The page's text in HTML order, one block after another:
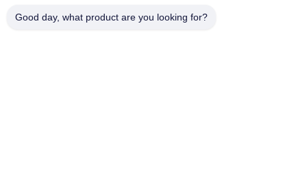
Good day, what product are you looking for?